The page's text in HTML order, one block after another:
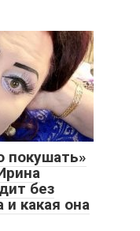
покушать»
без
какая она